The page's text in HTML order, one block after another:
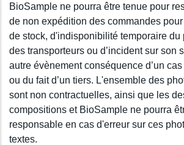
BioSample ne pourra être tenue pour
de non expédition des commandes
de stock, d'indisponibilité temporaire du
des transporteurs ou d’incident sur son
autre évènement conséquence d’un
ou du fait d’un tiers. L'ensemble des
sont non contractuelles, ainsi que les
compositions et BioSample ne pourra
responsable en cas d'erreur sur ces
textes.